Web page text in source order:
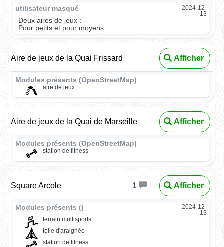
utilisateur masqué
2024-12-
13
Deux aires de jeux :
Pour petits et pour moyens
Aire de jeux de la Quai Frissard Afficher
Modules présents (OpenStreetMap)
aire de jeux
Aire de jeux de la Quai de Marseille Afficher
Modules présents (OpenStreetMap)
station de fitness
Square Arcole 1 Afficher
Modules présents ()
2024-12-
13
terrain multisports
toile d'araignée
station de fitness